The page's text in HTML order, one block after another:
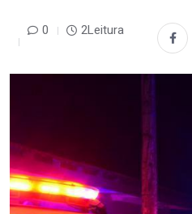
0 2Leitura